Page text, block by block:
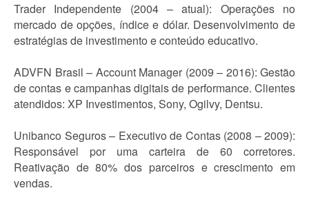
Trader Independente (2004 – atual): Operações no
mercado de opções, índice e dólar. Desenvolvimento de
estratégias de investimento e conteúdo educativo.
ADVFN Brasil – Account Manager (2009 – 2016): Gestão
de contas e campanhas digitais de performance. Clientes
atendidos: XP Investimentos, Sony, Ogilvy, Dentsu.
Unibanco Seguros – Executivo de Contas (2008 – 2009):
Responsável por uma carteira de 60 corretores.
Reativação de 80% dos parceiros e crescimento em
vendas.